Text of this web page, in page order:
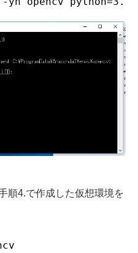
順4.で作成した仮想環境を